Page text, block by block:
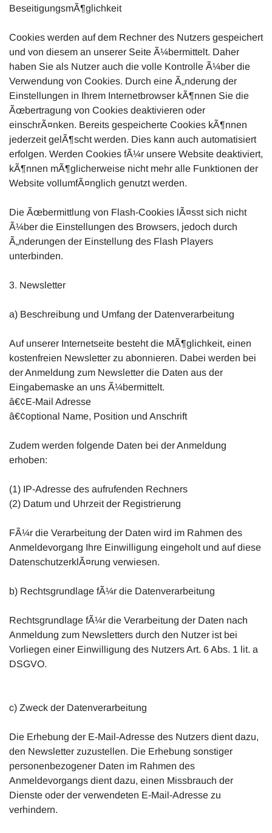
BeseitigungsmÃ¶glichkeit
Cookies werden auf dem Rechner des Nutzers gespeichert
und von diesem an unserer Seite Ã¼bermittelt. Daher
haben Sie als Nutzer auch die volle Kontrolle Ã¼ber die
Verwendung von Cookies. Durch eine Ã„nderung der
Einstellungen in Ihrem Internetbrowser kÃ¶nnen Sie die
Ãœbertragung von Cookies deaktivieren oder
einschrÃ¤nken. Bereits gespeicherte Cookies kÃ¶nnen
jederzeit gelÃ¶scht werden. Dies kann auch automatisiert
erfolgen. Werden Cookies fÃ¼r unsere Website deaktiviert,
kÃ¶nnen mÃ¶glicherweise nicht mehr alle Funktionen der
Website vollumfÃ¤nglich genutzt werden.
Die Ãœbermittlung von Flash-Cookies lÃ¤sst sich nicht
Ã¼ber die Einstellungen des Browsers, jedoch durch
Ã„nderungen der Einstellung des Flash Players
unterbinden.
3. Newsletter
a) Beschreibung und Umfang der Datenverarbeitung
Auf unserer Internetseite besteht die MÃ¶glichkeit, einen
kostenfreien Newsletter zu abonnieren. Dabei werden bei
der Anmeldung zum Newsletter die Daten aus der
Eingabemaske an uns Ã¼bermittelt.
â€¢E-Mail Adresse
â€¢optional Name, Position und Anschrift
Zudem werden folgende Daten bei der Anmeldung
erhoben:
(1) IP-Adresse des aufrufenden Rechners
(2) Datum und Uhrzeit der Registrierung
FÃ¼r die Verarbeitung der Daten wird im Rahmen des
Anmeldevorgang Ihre Einwilligung eingeholt und auf diese
DatenschutzerklÃ¤rung verwiesen.
b) Rechtsgrundlage fÃ¼r die Datenverarbeitung
Rechtsgrundlage fÃ¼r die Verarbeitung der Daten nach
Anmeldung zum Newsletters durch den Nutzer ist bei
Vorliegen einer Einwilligung des Nutzers Art. 6 Abs. 1 lit. a
DSGVO.
c) Zweck der Datenverarbeitung
Die Erhebung der E-Mail-Adresse des Nutzers dient dazu,
den Newsletter zuzustellen. Die Erhebung sonstiger
personenbezogener Daten im Rahmen des
Anmeldevorgangs dient dazu, einen Missbrauch der
Dienste oder der verwendeten E-Mail-Adresse zu
verhindern.